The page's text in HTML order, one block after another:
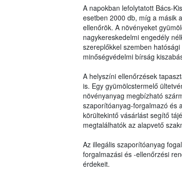
A napokban lefolytatott Bács-
esetben 2000 db, míg a másik
ellenőrök. A növényeket
nagykereskedelmi engedély
szereplőkkel szemben
minőségvédelmi bírság
A helyszíni ellenőrzések
is. Egy gyümölcstermelő
növényanyag megbízható
szaporítóanyag-forgalmazó és
körültekintő vásárlást segítő
megtalálhatók az alapvető
Az illegális szaporítóanyag
forgalmazási és -ellenőrzési
érdekeit.